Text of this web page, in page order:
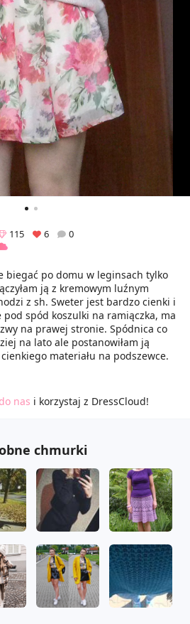
115 6 0
biegać po domu w leginsach tylko
ją z kremowym luźnym
z sh. Sweter jest bardzo cienki i
pod spód koszulki na ramiączka, ma
na prawej stronie. Spódnica co
na lato ale postanowiłam ją
materiału na podszewce.
nas i korzystaj z DressCloud!
chmurki